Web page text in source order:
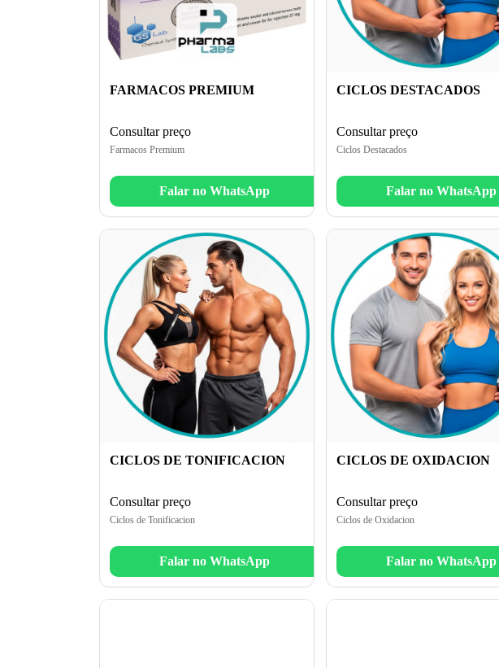
FARMACOS PREMIUM
Consultar preço
Farmacos Premium
Falar no WhatsApp
CICLOS DESTACADOS
Consultar preço
Ciclos Destacados
Falar no WhatsApp
CICLOS DE TONIFICACION
Consultar preço
Ciclos de Tonificacion
Falar no WhatsApp
CICLOS DE OXIDACION
Consultar preço
Ciclos de Oxidacion
Falar no WhatsApp